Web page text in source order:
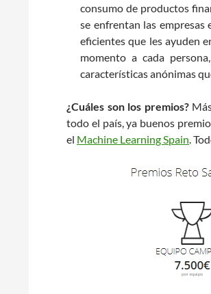
consumo de productos
se enfrentan las empresas
eficientes que les ayuden
momento a cada
características anónimas
¿Cuáles son los premios?
todo el país, ya buenos
el Machine Learning Spain.